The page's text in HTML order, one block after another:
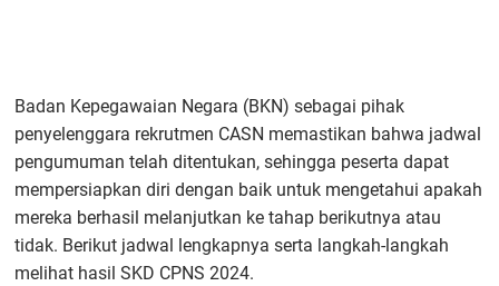
Badan Kepegawaian Negara (BKN) sebagai pihak
penyelenggara rekrutmen CASN memastikan bahwa jadwal
pengumuman telah ditentukan, sehingga peserta dapat
mempersiapkan diri dengan baik untuk mengetahui apakah
mereka berhasil melanjutkan ke tahap berikutnya atau
tidak. Berikut jadwal lengkapnya serta langkah-langkah
melihat hasil SKD CPNS 2024.